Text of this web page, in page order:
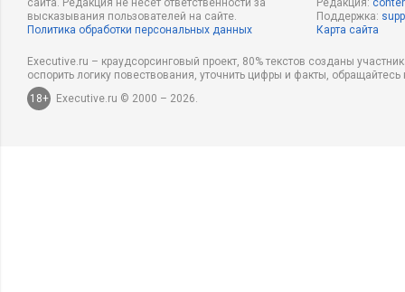
сайта. Редакция не несет ответственности за
высказывания пользователей на сайте.
Политика обработки персональных данных
Редакция:
Поддержка:
Карта сайта
Executive.ru – краудсорсинговый проект, 80% текстов созданы
оспорить логику повествования, уточнить цифры и факты,
18+
Executive.ru © 2000 – 2026.